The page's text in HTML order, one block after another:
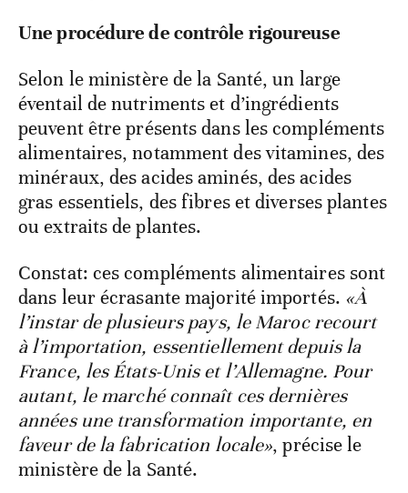
Une procédure de contrôle rigoureuse
Selon le ministère de la Santé, un large
éventail de nutriments et d’ingrédients
peuvent être présents dans les compléments
alimentaires, notamment des vitamines, des
minéraux, des acides aminés, des acides
gras essentiels, des fibres et diverses plantes
ou extraits de plantes.
Constat: ces compléments alimentaires sont
dans leur écrasante majorité importés. «À
l’instar de plusieurs pays, le Maroc recourt
à l’importation, essentiellement depuis la
France, les États-Unis et l’Allemagne. Pour
autant, le marché connaît ces dernières
années une transformation importante, en
faveur de la fabrication locale», précise le
ministère de la Santé.